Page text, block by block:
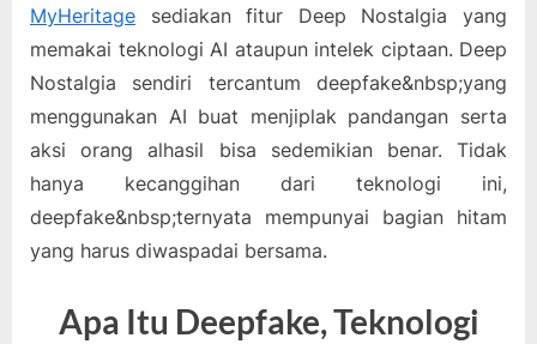
MyHeritage sediakan fitur Deep Nostalgia yang
memakai teknologi AI ataupun intelek ciptaan. Deep
Nostalgia sendiri tercantum deepfake&nbsp;yang
menggunakan AI buat menjiplak pandangan serta
aksi orang alhasil bisa sedemikian benar. Tidak
hanya kecanggihan dari teknologi ini,
deepfake&nbsp;ternyata mempunyai bagian hitam
yang harus diwaspadai bersama.
Apa Itu Deepfake, Teknologi